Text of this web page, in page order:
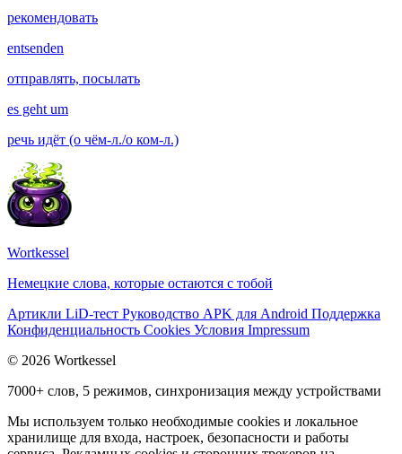
рекомендовать
entsenden
отправлять, посылать
es geht um
речь идёт (о чём-л./о ком-л.)
Wortkessel
Немецкие слова, которые остаются с тобой
Артикли LiD-тест Руководство APK для Android Поддержка
Конфиденциальность Cookies Условия Impressum
© 2026 Wortkessel
7000+ слов, 5 режимов, синхронизация между устройствами
Мы используем только необходимые cookies и локальное
хранилище для входа, настроек, безопасности и работы